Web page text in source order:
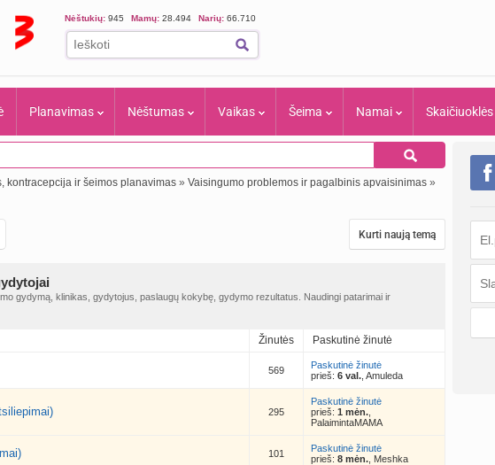
Nėštukių: 945 Mamų: 28.494 Narių: 66.710
Planavimas Nėštumas Vaikas Šeima Namai Skaičiuoklės
kontracepcija ir šeimos planavimas » Vaisingumo problemos ir pagalbinis apvaisinimas »
Kurti naują temą
gydymą, klinikas, gydytojus, paslaugų kokybę, gydymo rezultatus. Naudingi patarimai ir
Žinutės Paskutinė žinutė
569
Paskutinė žinutė
prieš: 6 val. , Amuleda
295
Paskutinė žinutė
prieš: 1 mėn.
PalaimintaMAMA
101
Paskutinė žinutė
prieš: 8 mėn. , Meshka